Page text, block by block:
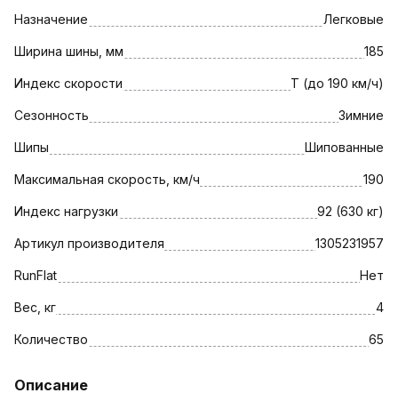
Назначение Легковые
Ширина шины, мм 185
Индекс скорости T (до 190 км/ч)
Сезонность Зимние
Шипы Шипованные
Максимальная скорость, км/ч 190
Индекс нагрузки 92 (630 кг)
Артикул производителя 1305231957
RunFlat Нет
Вес, кг 4
Количество 65
Описание